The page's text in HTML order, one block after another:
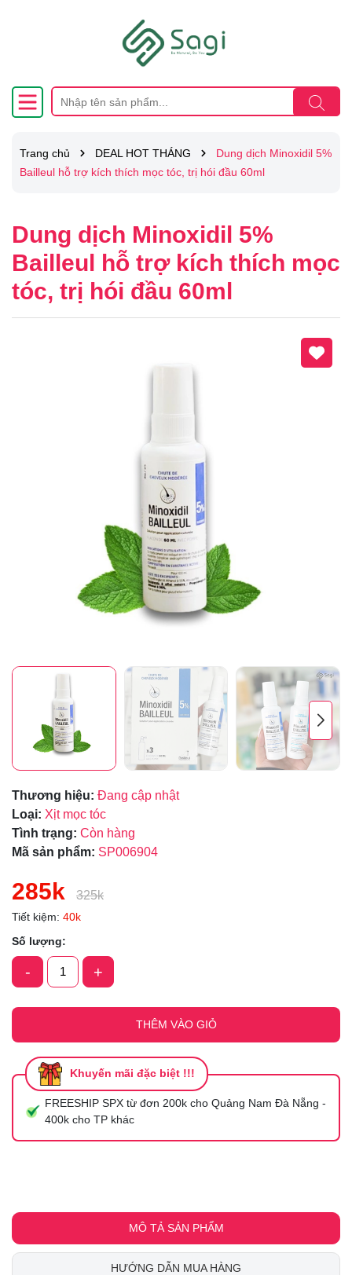
Trang chủ DEAL HOT THÁNG
Dung dịch Minoxidil 5%
Bailleul hỗ trợ kích thích mọc tóc, trị hói đầu 60ml
Dung dịch Minoxidil 5%
Bailleul hỗ trợ kích thích mọc
tóc, trị hói đầu 60ml
Thương hiệu: Đang cập nhật
Loại: Xịt mọc tóc
Tình trạng: Còn hàng
Mã sản phẩm: SP006904
285k 325k
Tiết kiệm: 40k
Số lượng:
- +
THÊM VÀO GIỎ
Khuyến mãi đặc biệt !!!
FREESHIP SPX từ đơn 200k cho Quảng Nam Đà Nẵng -
400k cho TP khác
Mã giảm giá:
Ngày hết hạn:
Điều kiện:
MÔ TẢ SẢN PHẨM
HƯỚNG DẪN MUA HÀNG